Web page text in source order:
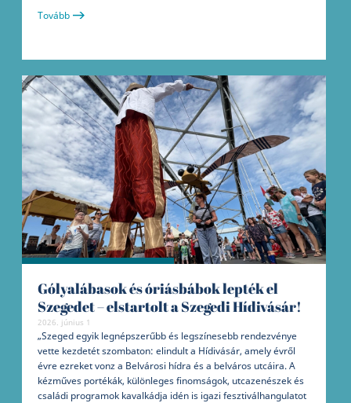
Tovább
Gólyalábasok és óriásbábok lepték el
Szegedet – elstartolt a Szegedi Hídivásár!
2026. június 1
„Szeged egyik legnépszerűbb és legszínesebb rendezvénye
vette kezdetét szombaton: elindult a Hídivásár, amely évről
évre ezreket vonz a Belvárosi hídra és a belváros utcáira. A
kézműves portékák, különleges finomságok, utcazenészek és
családi programok kavalkádja idén is igazi fesztiválhangulatot